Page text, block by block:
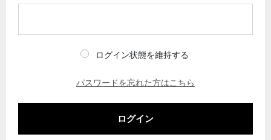
ログイン状態を維持する
パスワードを忘れた方はこちら
ログイン